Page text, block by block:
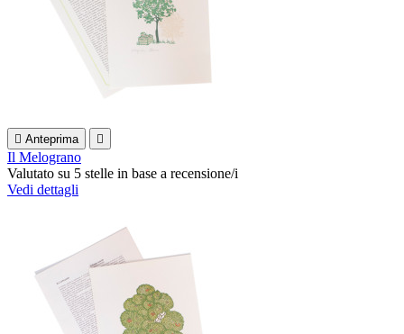
 Anteprima 
Il Melograno
Valutato su 5 stelle in base a recensione/i
Vedi dettagli